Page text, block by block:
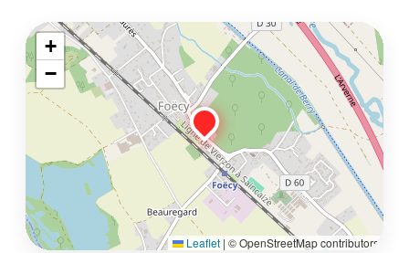
+
−
Leaflet | © OpenStreetMap contributors